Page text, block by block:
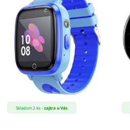
Skladom 2 ks -zajtra u Vás